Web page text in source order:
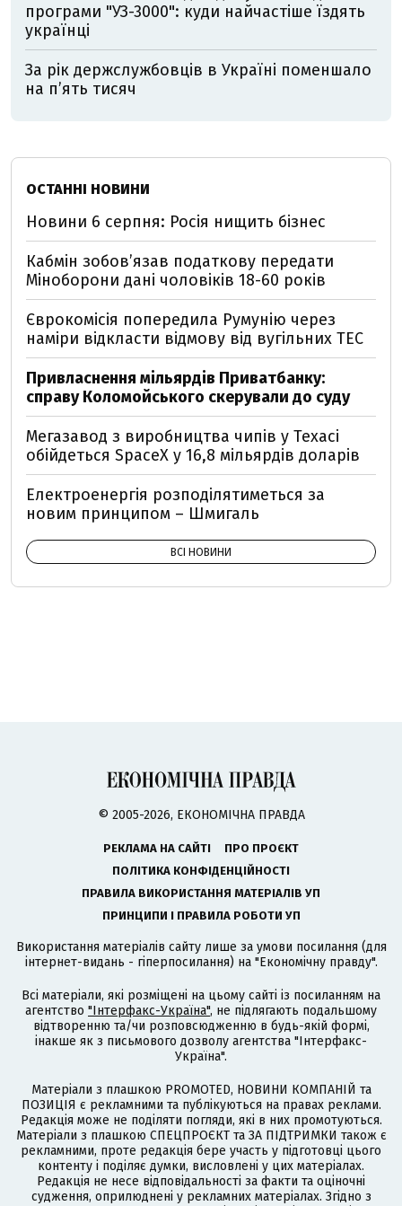
програми "УЗ-3000": куди найчастіше їздять
українці
За рік держслужбовців в Україні поменшало
на п’ять тисяч
ОСТАННІ НОВИНИ
Новини 6 серпня: Росія нищить бізнес
Кабмін зобовʼязав податкову передати
Міноборони дані чоловіків 18-60 років
Єврокомісія попередила Румунію через
наміри відкласти відмову від вугільних ТЕС
Привласнення мільярдів Приватбанку:
справу Коломойського скерували до суду
Мегазавод з виробництва чипів у Техасі
обійдеться SpaceX у 16,8 мільярдів доларів
Електроенергія розподілятиметься за
новим принципом – Шмигаль
ВСІ НОВИНИ
© 2005-2026, ЕКОНОМІЧНА ПРАВДА
РЕКЛАМА НА САЙТІ
ПРО ПРОЄКТ
ПОЛІТИКА КОНФІДЕНЦІЙНОСТІ
ПРАВИЛА ВИКОРИСТАННЯ МАТЕРІАЛІВ УП
ПРИНЦИПИ І ПРАВИЛА РОБОТИ УП
Використання матеріалів сайту лише за умови посилання (для
інтернет-видань - гіперпосилання) на "Економічну правду".
Всі матеріали, які розміщені на цьому сайті із посиланням на
агентство "Інтерфакс-Україна", не підлягають подальшому
відтворенню та/чи розповсюдженню в будь-якій формі,
інакше як з письмового дозволу агентства "Інтерфакс-
Україна".
Матеріали з плашкою PROMOTED, НОВИНИ КОМПАНІЙ та
ПОЗИЦІЯ є рекламними та публікуються на правах реклами.
Редакція може не поділяти погляди, які в них промотуються.
Матеріали з плашкою СПЕЦПРОЄКТ та ЗА ПІДТРИМКИ також є
рекламними, проте редакція бере участь у підготовці цього
контенту і поділяє думки, висловлені у цих матеріалах.
Редакція не несе відповідальності за факти та оціночні
судження, оприлюднені у рекламних матеріалах. Згідно з